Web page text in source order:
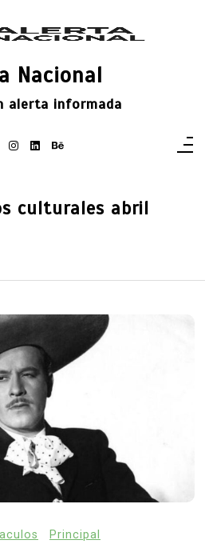
Nacional
alerta informada
culturales abril
Principal